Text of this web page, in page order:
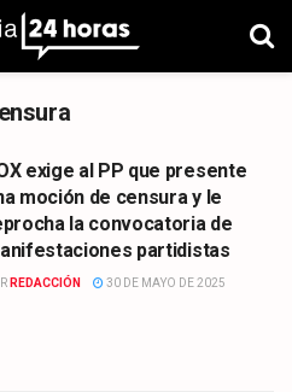
exige al PP que presente
moción de censura y le
la convocatoria de
partidistas
REDACCIÓN 30 DE MAYO DE 2025